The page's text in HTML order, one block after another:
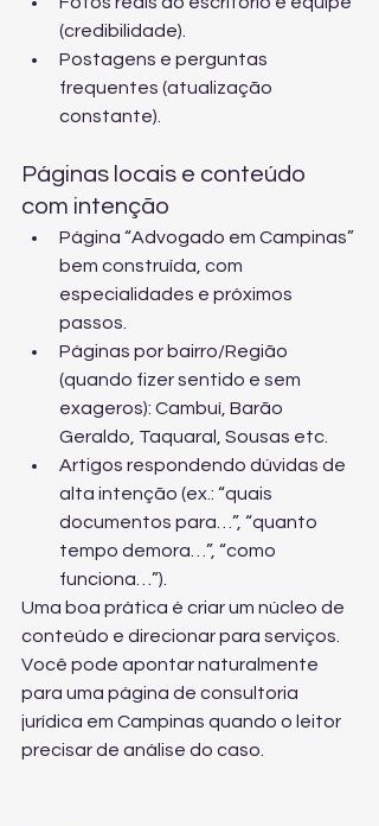
(credibilidade).
Postagens e perguntas
frequentes (atualização
constante).
Páginas locais e conteúdo
com intenção
Página “Advogado em Campinas”
bem construída, com
especialidades e próximos
passos.
Páginas por bairro/Região
(quando fizer sentido e sem
exageros): Cambuí, Barão
Geraldo, Taquaral, Sousas etc.
Artigos respondendo dúvidas de
alta intenção (ex.: “quais
documentos para…”, “quanto
tempo demora…”, “como
funciona…”).
Uma boa prática é criar um núcleo de
conteúdo e direcionar para serviços.
Você pode apontar naturalmente
para uma página de consultoria
jurídica em Campinas quando o leitor
precisar de análise do caso.